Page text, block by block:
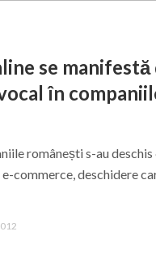
se manifestă
în
românești s-au deschis
commerce, deschidere